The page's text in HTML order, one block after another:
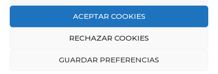
d
r
ACEPTAR COOKIES
RECHAZAR COOKIES
GUARDAR PREFERENCIAS